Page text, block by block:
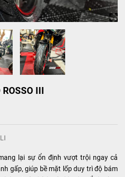
ROSSO III
lại sự ổn định vượt trội ngay cả
gấp, giúp bề mặt lốp duy trì độ bám